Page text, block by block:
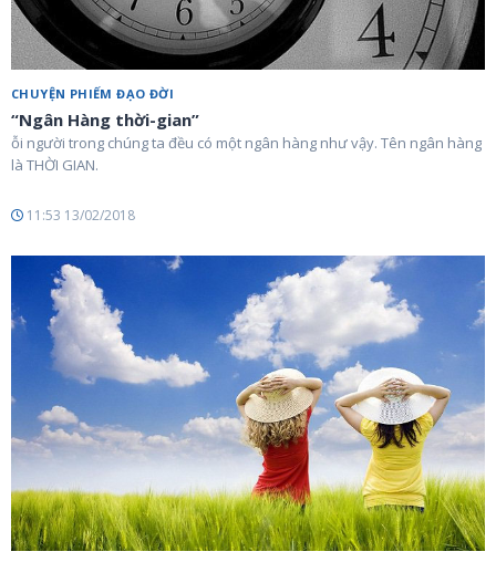
CHUYỆN PHIẾM ĐẠO ĐỜI
“Ngân Hàng thời-gian”
ỗi người trong chúng ta đều có một ngân hàng như vậy. Tên ngân hàng
là THỜI GIAN.
11:53 13/02/2018